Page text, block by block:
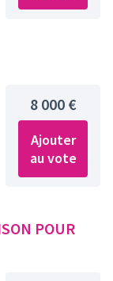
8 000 €
Ajouter
au vote
POUR